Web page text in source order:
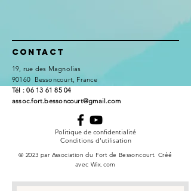
Contact
19, rue des Magnolias
90160 Bessoncourt, France
​Tél :06 13 61 85 04
assoc.fort.bessoncourt@gmail.com
Politique de confidentialité
Conditions d'utilisation
© 2023 par Association du Fort de Bessoncourt. Créé
avecWix.com